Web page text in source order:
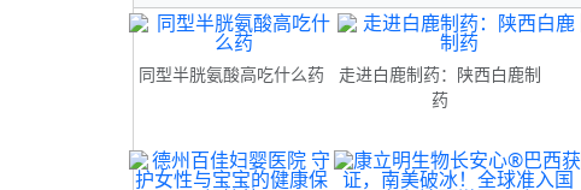
同型半胱氨酸高吃什么药
走进白鹿制药：陕西白鹿制
药